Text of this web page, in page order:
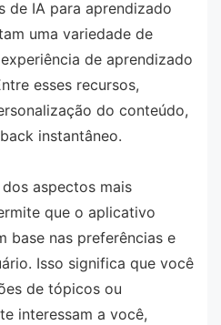
de IA para aprendizado
uma variedade de
de aprendizado
esses recursos,
do conteúdo,
instantâneo.
aspectos mais
que o aplicativo
base nas preferências e
Isso significa que você
de tópicos ou
interessam a você,